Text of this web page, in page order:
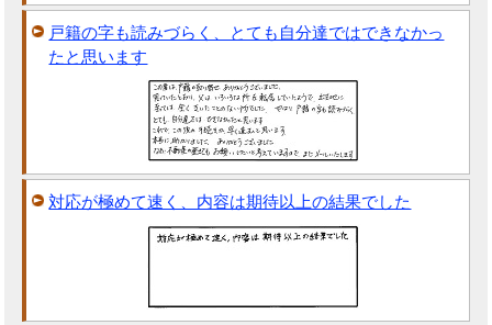
戸籍の字も読みづらく、とても自分達ではできなかっ
たと思います
対応が極めて速く、内容は期待以上の結果でした